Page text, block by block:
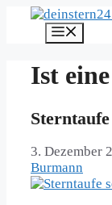
springen
Ist
3. Dezember
Burmann